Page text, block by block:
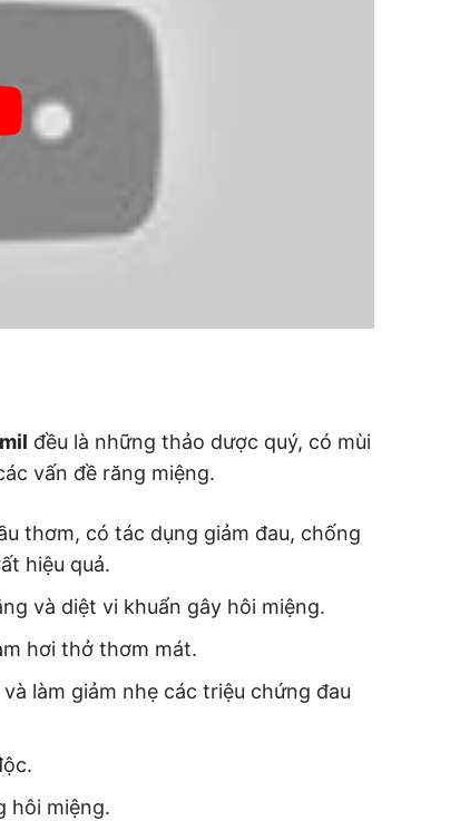
đều là những thảo dược quý, có mùi
vấn đề răng miệng.
thơm, có tác dụng giảm đau, chống
hiệu quả.
và diệt vi khuẩn gây hôi miệng.
hơi thở thơm mát.
làm giảm nhẹ các triệu chứng đau
hôi miệng.